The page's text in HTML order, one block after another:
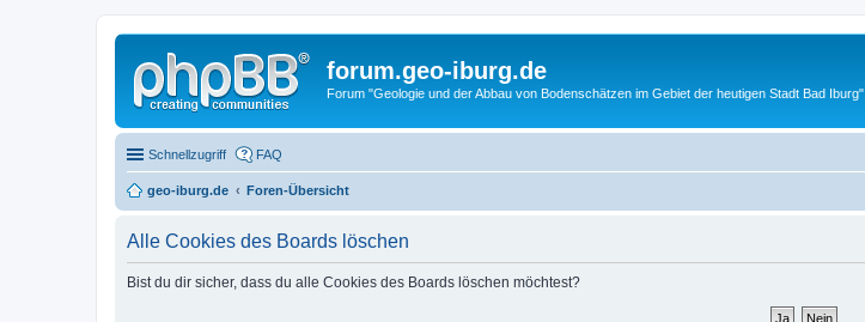
forum.geo-iburg.de
Forum "Geologie und der Abbau von Bodenschätzen im Gebiet der heutigen Stadt Bad Iburg"
Schnellzugriff FAQ
geo-iburg.de Foren-Übersicht
Alle Cookies des Boards löschen
Bist du dir sicher, dass du alle Cookies des Boards löschen möchtest?